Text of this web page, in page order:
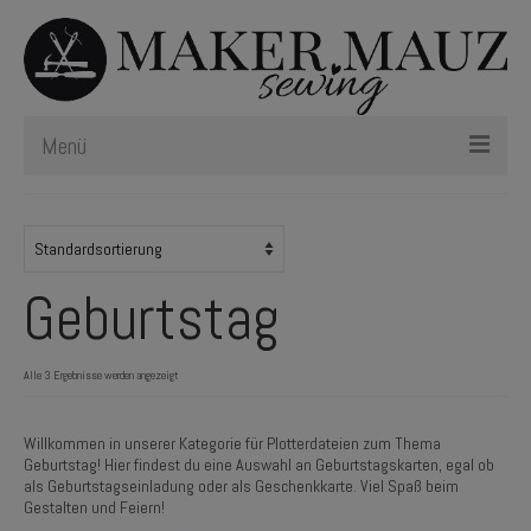
Menü
Plotterdateien
Newsletter
Geburtstag
Alle 3 Ergebnisse werden angezeigt
Willkommen in unserer Kategorie für Plotterdateien zum Thema
Geburtstag! Hier findest du eine Auswahl an Geburtstagskarten, egal ob
als Geburtstagseinladung oder als Geschenkkarte. Viel Spaß beim
Gestalten und Feiern!